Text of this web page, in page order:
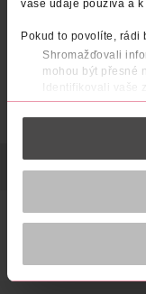
vaše údaje používá a k
Pokud to povolíte, rádi
Shromažďovali
mohou být přesné
Identifikovali vaše
konkrétní
Zjistěte více o tom, jak
části s
K provozu stránek,
médií, analýze
Více najdete v
Děkujeme za
DO KOŠÍKU
Obj. č.: 523868
TEREZIA Vitamin C
vitaminu C -
funkci imunitního a